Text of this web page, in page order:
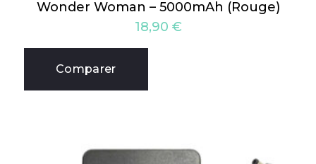
Wonder Woman – 5000mAh (Rouge)
18,90 €
Comparer